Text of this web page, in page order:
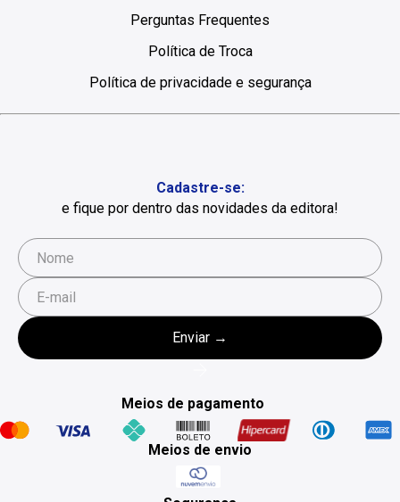
Perguntas Frequentes
Política de Troca
Política de privacidade e segurança
Cadastre-se:
e fique por dentro das novidades da editora!
Meios de pagamento
Meios de envio